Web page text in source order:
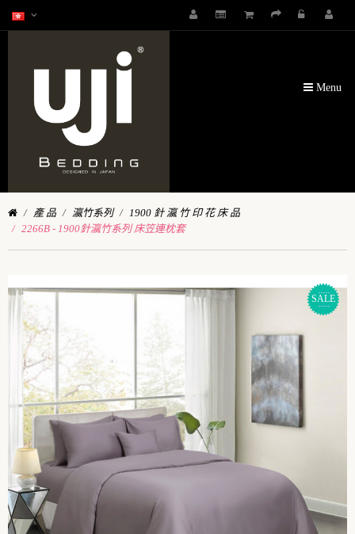
Menu
產 品 瀛竹系列
1900 針 瀛 竹 印 花 床 品
2266B - 1900針瀛竹系列 床笠連枕套
SALE